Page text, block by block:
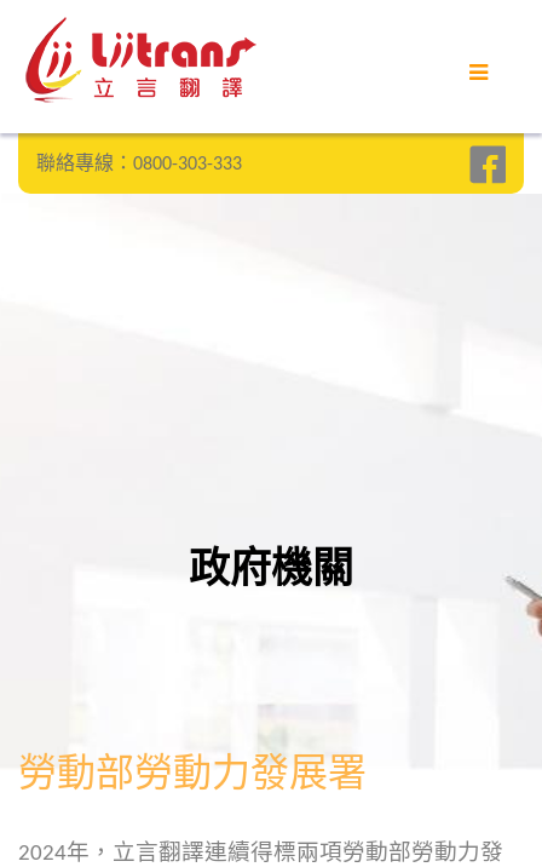
聯絡專線：0800-303-333
政府機關
勞動部勞動力發展署
2024年，立言翻譯連續得標兩項勞動部勞動力發
首頁
立言優勢
客戶案例